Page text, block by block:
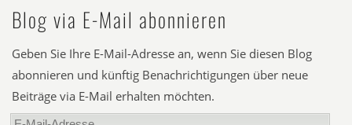
Blog via E-Mail abonnieren
Geben Sie Ihre E-Mail-Adresse an, wenn Sie diesen Blog
abonnieren und künftig Benachrichtigungen über neue
Beiträge via E-Mail erhalten möchten.
E-